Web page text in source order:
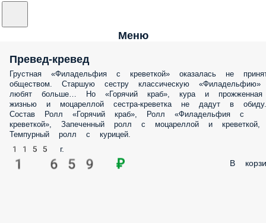
Меню
Превед-кревед
Грустная «Филадельфия с креветкой» оказалась не
обществом. Старшую сестру классическую «Филадельфию»
любят больше… Но «Горячий краб», кура и прожженная
жизнью и моцареллой сестра-креветка не дадут в обиду.
Состав Ролл «Горячий краб», Ролл «Филадельфия с
креветкой», Запеченный ролл с моцареллой и креветкой,
Темпурный ролл с курицей.
1155 г.
1 659 ₽ В